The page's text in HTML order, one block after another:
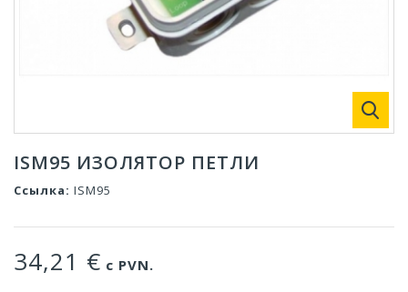
ISM95 ИЗОЛЯТОР ПЕТЛИ
Ссылка: ISM95
34,21 € с PVN.